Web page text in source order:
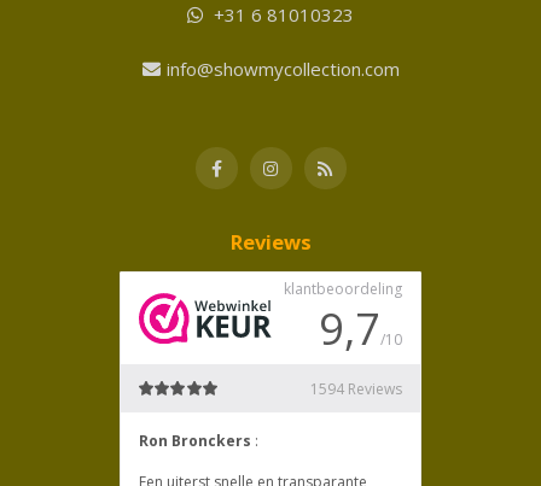
+31 6 81010323
info@showmycollection.com
Reviews